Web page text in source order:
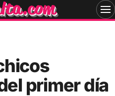
primer día